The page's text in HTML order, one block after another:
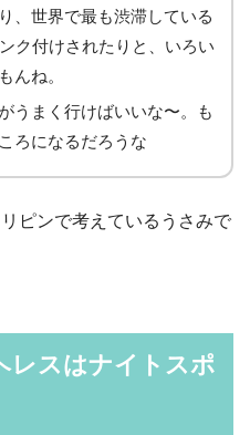
、世界で最も渋滞している
ク付けされたりと、いろい
んね。
うまく行けばいいな〜。も
ろになるだろうな
ピンで考えているうさみで
レスはナイトスポ